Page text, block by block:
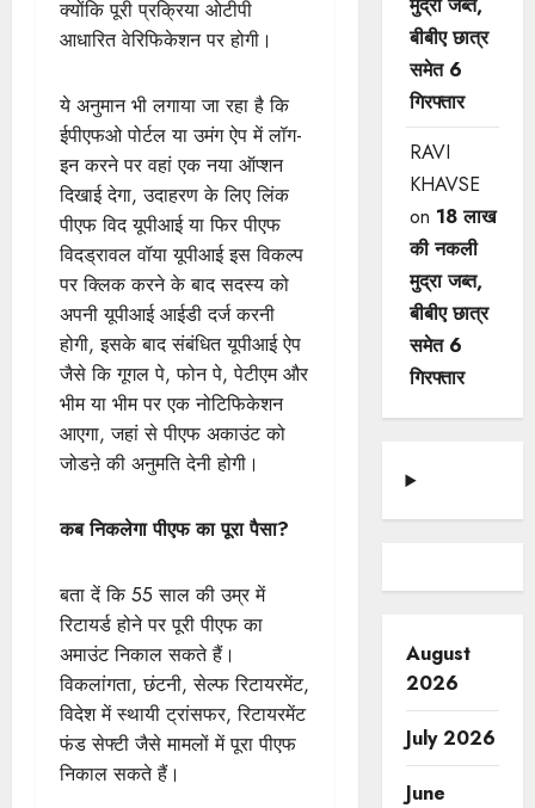
क्योंकि पूरी प्रक्रिया ओटीपी
आधारित वेरिफिकेशन पर होगी।
ये अनुमान भी लगाया जा रहा है कि
ईपीएफओ पोर्टल या उमंग ऐप में लॉग-
इन करने पर वहां एक नया ऑप्शन
दिखाई देगा, उदाहरण के लिए लिंक
पीएफ विद यूपीआई या फिर पीएफ
विदड्रावल वॉया यूपीआई इस विकल्प
पर क्लिक करने के बाद सदस्य को
अपनी यूपीआई आईडी दर्ज करनी
होगी, इसके बाद संबंधित यूपीआई ऐप
जैसे कि गूगल पे, फोन पे, पेटीएम और
भीम या भीम पर एक नोटिफिकेशन
आएगा, जहां से पीएफ अकाउंट को
जोडऩे की अनुमति देनी होगी।
कब निकलेगा पीएफ का पूरा पैसा?
बता दें कि 55 साल की उम्र में
रिटायर्ड होने पर पूरी पीएफ का
अमाउंट निकाल सकते हैं।
विकलांगता, छंटनी, सेल्फ रिटायरमेंट,
विदेश में स्थायी ट्रांसफर, रिटायरमेंट
फंड सेफ्टी जैसे मामलों में पूरा पीएफ
निकाल सकते हैं।
बीबीए छात्र
समेत 6
गिरफ्तार
RAVI
KHAVSE
on 18 लाख
की नकली
मुद्रा जब्त,
बीबीए छात्र
समेत 6
गिरफ्तार
August
2026
July 2026
June